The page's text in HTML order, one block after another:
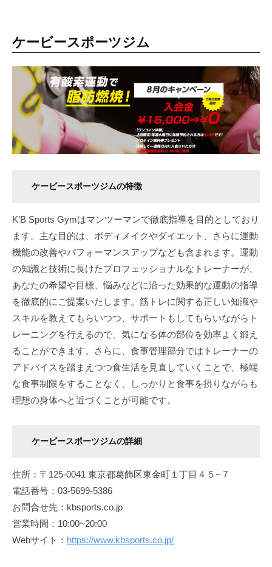
ケービースポーツジム
ケービースポーツジムの特徴
K’B Sports Gymはマンツーマンで徹底指導を目的としており
ます。主な目的は、ボディメイクやダイエット、さらに運動
機能の改善やパフォーマンスアップなども含まれます。運動
の知識と技術に長けたプロフェッショナルなトレーナーが、
あなたの希望や目標、悩みなどに沿った効果的な運動の指導
を徹底的にご提案いたします。筋トレに関する正しい知識や
スキルを教えてもらいつつ、サポートもしてもらいながらト
レーニングを行えるので、気になる体の部位を効率よく鍛え
ることができます。さらに、食事管理部分ではトレーナーの
アドバイスを踏まえつつ食生活を見直していくことで、極端
な食事制限をすることなく、しっかりと食事を摂りながらも
理想の身体へと近づくことが可能です。
ケービースポーツジムの詳細
住所：〒125-0041 東京都葛飾区東金町１丁目４５−７
電話番号：03-5699-5386
お問合せ先：kbsports.co.jp
営業時間：10:00~20:00
Webサイト： https://www.kbsports.co.jp/